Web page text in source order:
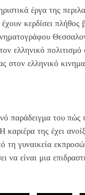
έργα της
κερδίσει
ελληνικό
στον ελληνικό
παράδειγμα του
της έχει
τη γυναικεία
να είναι μια